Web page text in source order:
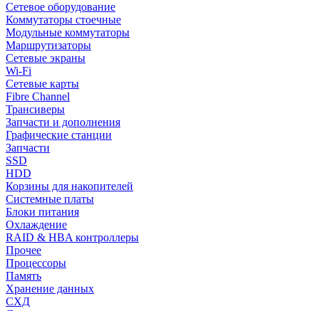
Сетевое оборудование
Коммутаторы стоечные
Модульные коммутаторы
Маршрутизаторы
Сетевые экраны
Wi-Fi
Сетевые карты
Fibre Channel
Трансиверы
Запчасти и дополнения
Графические станции
Запчасти
SSD
HDD
Корзины для накопителей
Системные платы
Блоки питания
Охлаждение
RAID & HBA контроллеры
Прочее
Процессоры
Память
Хранение данных
СХД